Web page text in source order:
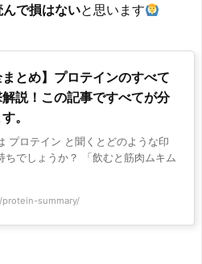
んで損はないと思います
まとめ】プロテインのすべて
説！この記事ですべてが分
。
プロテイン と聞くとどのような印
ちでしょうか？ 「飲むと筋肉ムキム
summary/